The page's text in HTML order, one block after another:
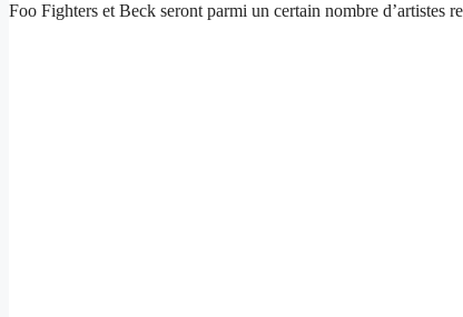
Foo Fighters et Beck seront parmi un certain nombre d’artistes